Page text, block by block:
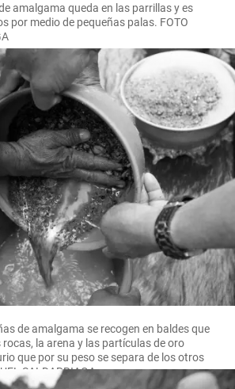
amalgama queda en las parrillas y es
por medio de pequeñas palas. FOTO
de amalgama se recogen en baldes que
la arena y las partículas de oro
que por su peso se separa de los otros
SALDARRIAGA